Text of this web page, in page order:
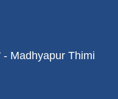
- Madhyapur Thimi